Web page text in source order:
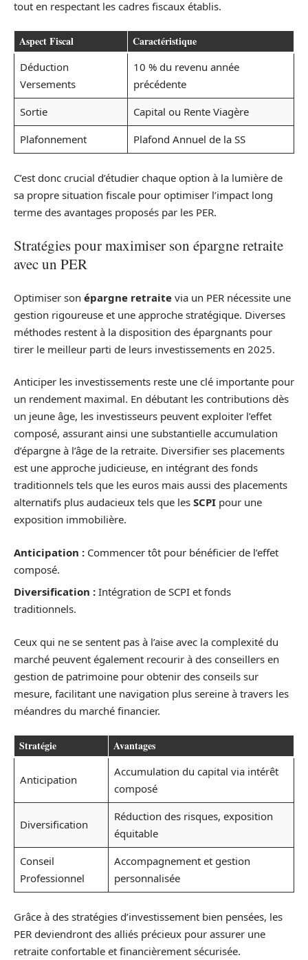
tout en respectant les cadres fiscaux établis.
Aspect Fiscal Caractéristique
Déduction
Versements
10 % du revenu année
précédente
Sortie
Capital ou Rente Viagère
Plafonnement
Plafond Annuel de la SS
C’est donc crucial d’étudier chaque option à la lumière de
sa propre situation fiscale pour optimiser l’impact long
terme des avantages proposés par les PER.
Stratégies pour maximiser son épargne retraite
avec un PER
Optimiser son épargne retraite via un PER nécessite une
gestion rigoureuse et une approche stratégique. Diverses
méthodes restent à la disposition des épargnants pour
tirer le meilleur parti de leurs investissements en 2025.
Anticiper les investissements reste une clé importante pour
un rendement maximal. En débutant les contributions dès
un jeune âge, les investisseurs peuvent exploiter l’effet
composé, assurant ainsi une substantielle accumulation
d’épargne à l’âge de la retraite. Diversifier ses placements
est une approche judicieuse, en intégrant des fonds
traditionnels tels que les euros mais aussi des placements
alternatifs plus audacieux tels que les SCPI pour une
exposition immobilière.
Anticipation : Commencer tôt pour bénéficier de l’effet
composé.
Diversification : Intégration de SCPI et fonds
traditionnels.
Ceux qui ne se sentent pas à l’aise avec la complexité du
marché peuvent également recourir à des conseillers en
gestion de patrimoine pour obtenir des conseils sur
mesure, facilitant une navigation plus sereine à travers les
méandres du marché financier.
Stratégie Avantages
Anticipation
Accumulation du capital via intérêt
composé
Diversification
Réduction des risques, exposition
équitable
Conseil
Professionnel
Accompagnement et gestion
personnalisée
Grâce à des stratégies d’investissement bien pensées, les
PER deviendront des alliés précieux pour assurer une
retraite confortable et financièrement sécurisée.